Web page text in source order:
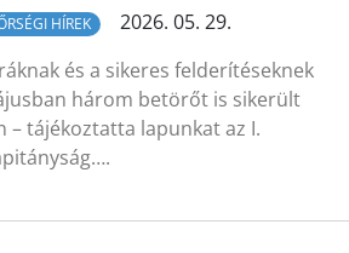
HÍREK
2026. 05. 29.
és a sikeres felderítéseknek
három betörőt is sikerült
– tájékoztatta lapunkat az I.